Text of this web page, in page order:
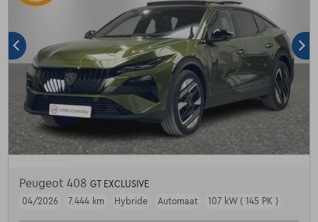
Peugeot 408 GT EXCLUSIVE
04/2026
7.444 km Hybride Automaat 107 kW ( 145 PK )